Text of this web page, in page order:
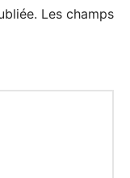
Les champs